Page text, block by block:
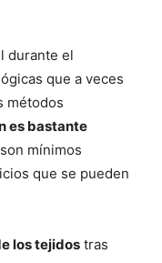
durante el
que a veces
métodos
es bastante
mínimos
que se pueden
los tejidos tras